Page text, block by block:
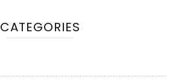
CATEGORIES